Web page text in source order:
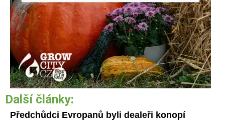
Další články:
Předchůdci Evropanů byli dealeři konopí